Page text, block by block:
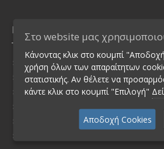
Πληροφορίες
Ασφάλεια Συναλλαγών
Διαφύλαξη απορρήτου
Όροι Ενοικίασης
Πολιτική Ακυρώσεων
Τρόποι Πληρωμής
Στο website μας
Κάνοντας κλικ στο κουμπί
χρήση όλων των απαραίτητων
στατιστικής. Αν θέλετε να
κάντε κλικ στο κουμπί "Επιλογή"
Αποδοχή Cookies